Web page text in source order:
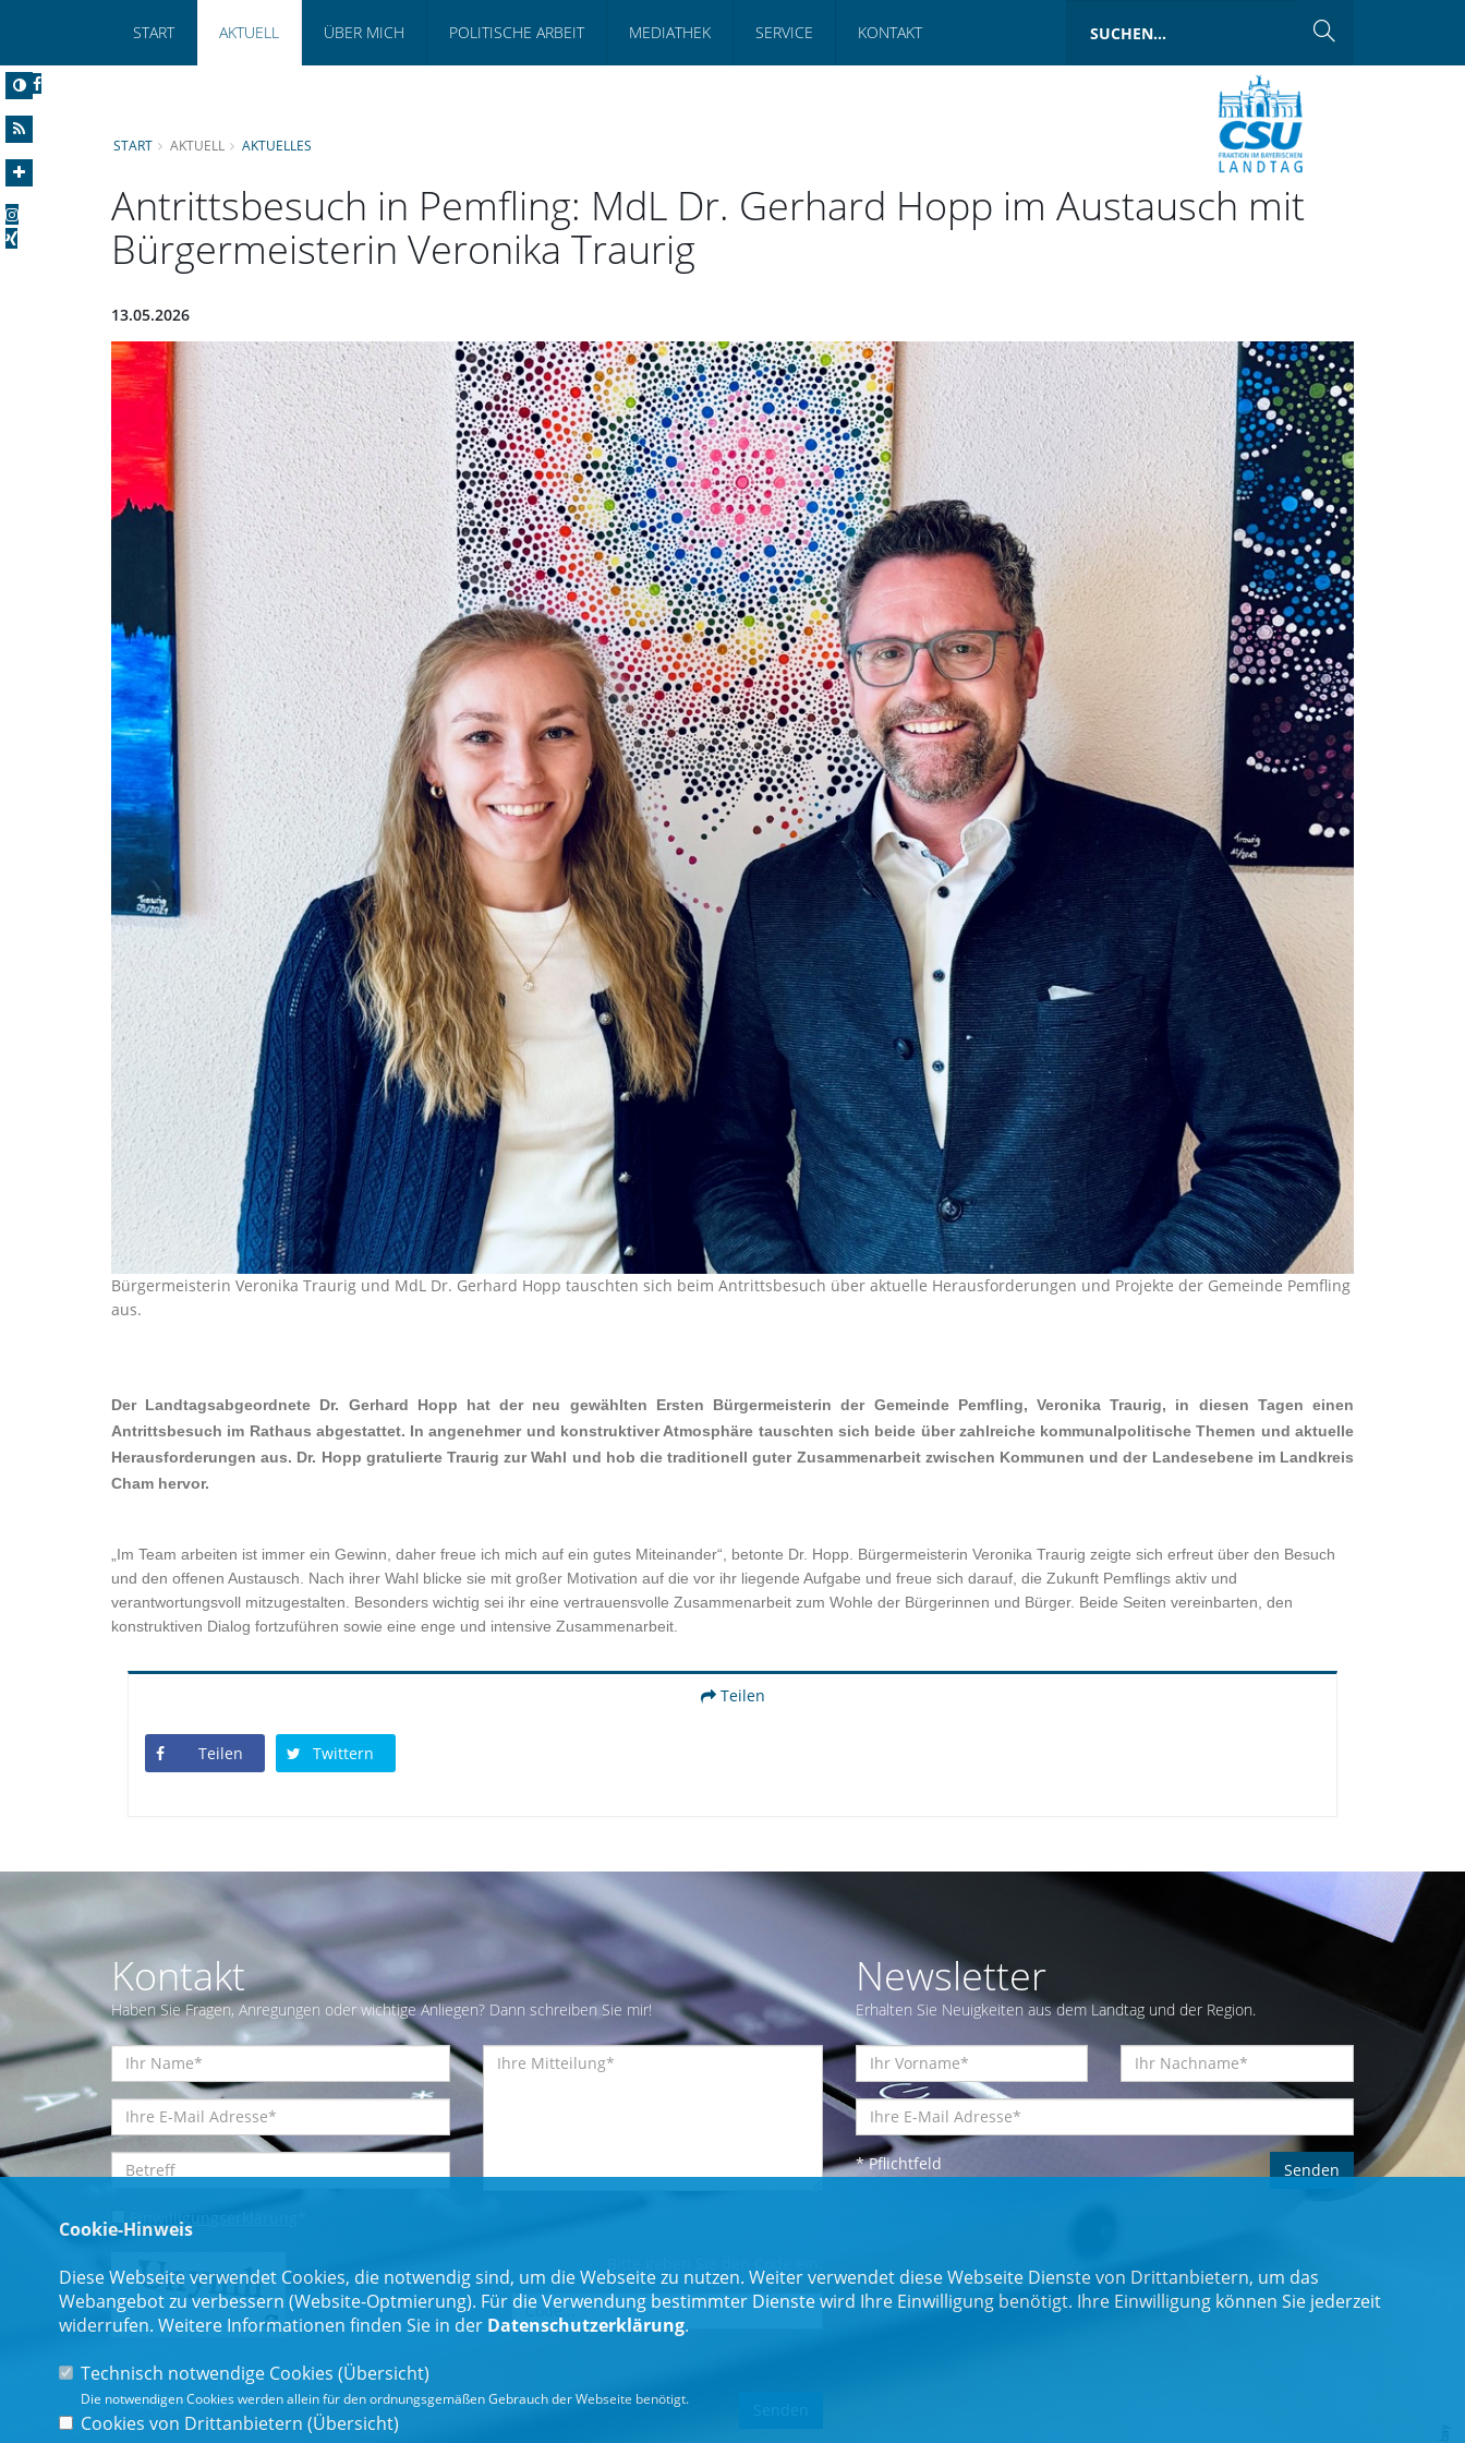
START AKTUELL ÜBER MICH POLITISCHE ARBEIT MEDIATHEK SERVICE KONTAKT
START AKTUELL AKTUELLES
Antrittsbesuch in Pemfling: MdL Dr. Gerhard Hopp im Austausch mit
Bürgermeisterin Veronika Traurig
13.05.2026
Bürgermeisterin Veronika Traurig und MdL Dr. Gerhard Hopp tauschten sich beim Antrittsbesuch über aktuelle Herausforderungen und Projekte der Gemeinde Pemfling
aus.
Der Landtagsabgeordnete Dr. Gerhard Hopp hat der neu gewählten Ersten Bürgermeisterin der Gemeinde Pemfling, Veronika Traurig, in diesen Tagen einen
Antrittsbesuch im Rathaus abgestattet. In angenehmer und konstruktiver Atmosphäre tauschten sich beide über zahlreiche kommunalpolitische Themen und aktuelle
Herausforderungen aus. Dr. Hopp gratulierte Traurig zur Wahl und hob die traditionell guter Zusammenarbeit zwischen Kommunen und der Landesebene im Landkreis
Cham hervor.
Im Team arbeiten ist immer ein Gewinn, daher freue ich mich auf ein gutes Miteinander“, betonte Dr. Hopp. Bürgermeisterin Veronika Traurig zeigte sich erfreut über den Besuch
und den offenen Austausch. Nach ihrer Wahl blicke sie mit großer Motivation auf die vor ihr liegende Aufgabe und freue sich darauf, die Zukunft Pemflings aktiv und
verantwortungsvoll mitzugestalten. Besonders wichtig sei ihr eine vertrauensvolle Zusammenarbeit zum Wohle der Bürgerinnen und Bürger. Beide Seiten vereinbarten, den
konstruktiven Dialog fortzuführen sowie eine enge und intensive Zusammenarbeit.
Teilen
Teilen Twittern
Kontakt
Haben Sie Fragen, Anregungen oder wichtige Anliegen? Dann schreiben Sie mir!
Einwilligungserklärung
* Pflichtfeld
Newsletter
Erhalten Sie Neuigkeiten aus dem Landtag und der Region.
* Pflichtfeld
Cookie-Hinweis
Diese Webseite verwendet Cookies, die notwendig sind, um die Webseite zu nutzen. Weiter verwendet diese Webseite Dienste von Drittanbietern, um das
Webangebot zu verbessern (Website-Optmierung). Für die Verwendung bestimmter Dienste wird Ihre Einwilligung benötigt. Ihre Einwilligung können Sie jederzeit
widerrufen. Weitere Informationen finden Sie in der Datenschutzerklärung.
Technisch notwendige Cookies (Übersicht)
Die notwendigen Cookies werden allein für den ordnungsgemäßen Gebrauch der Webseite benötigt.
Cookies von Drittanbietern (Übersicht)